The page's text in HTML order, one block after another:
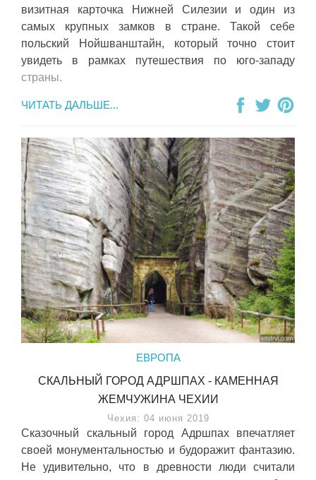
визитная карточка Нижней Силезии и один из
самых крупных замков в стране. Такой себе
польский Нойшванштайн, который точно стоит
увидеть в рамках путешествия по юго-западу
страны.
ЧИТАТЬ ДАЛЬШЕ...
ЕВРОПА
СКАЛЬНЫЙ ГОРОД АДРШПАХ - КАМЕННАЯ
ЖЕМЧУЖИНА ЧЕХИИ
Чехия: 04 июня 2019
Сказочный скальный город Адршпах впечатляет
своей монументальностью и будоражит фантазию.
Не удивительно, что в древности люди считали